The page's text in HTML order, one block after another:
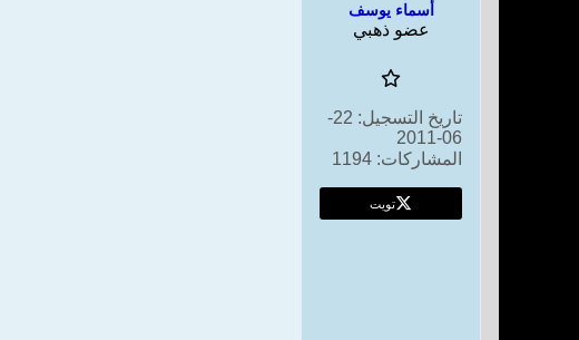
أسماء يوسف
عضو ذهبي
تاريخ التسجيل:
22-
06-2011
المشاركات: 1194
تويت